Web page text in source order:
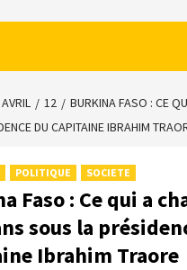
AVRIL 12
BURKINA FASO : CE
DU CAPITAINE IBRAHIM
POLITIQUE SOCIETE
Faso : Ce qui a
sous la
Ibrahim Traore